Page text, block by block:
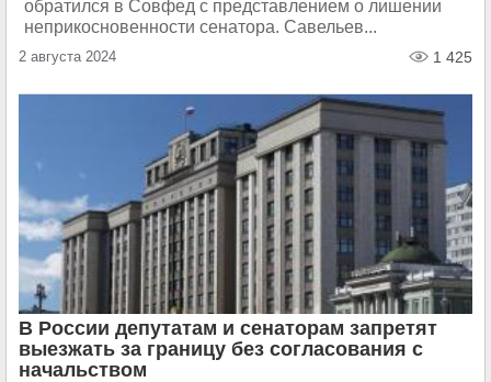
обратился в Совфед с представлением о лишении
неприкосновенности сенатора. Савельев...
2 августа 2024 1 425
В России депутатам и сенаторам запретят
выезжать за границу без согласования с
начальством